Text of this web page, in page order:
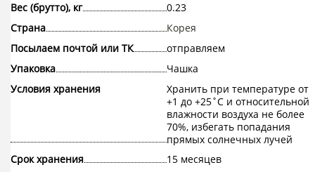
Вес (брутто), кг
0.23
Страна
Корея
Посылаем почтой или ТК
отправляем
Упаковка
Чашка
Условия хранения
Хранить при температуре от
+1 до +25˚С и относительной
влажности воздуха не более
70%, избегать попадания
прямых солнечных лучей
Срок хранения
15 месяцев